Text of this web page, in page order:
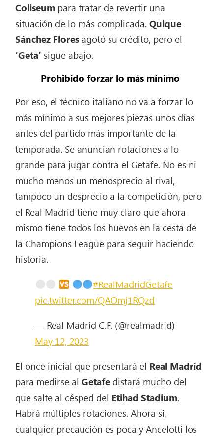
Coliseum para tratar de revertir una
situación de lo más complicada.Quique
Sánchez Floresagotó su crédito, pero el
‘Geta’ sigue abajo.
Prohibido forzar lo más mínimo
Por eso, el técnico italiano no va a forzar lo
más mínimo a sus mejores piezas unos días
antes del partido más importante de la
temporada. Se anuncian rotaciones a lo
grande para jugar contra el Getafe. No es ni
mucho menos un menosprecio al rival,
tampoco un desprecio a la competición, pero
el Real Madrid tiene muy claro que ahora
mismo tiene todos los huevos en la cesta de
la Champions League para seguir haciendo
historia.
#RealMadridGetafe
pic.twitter.com/QAOmj1RQzd
— Real Madrid C.F. (@realmadrid)
May 12, 2023
El once inicial que presentará el Real Madrid
para medirse alGetafe distará mucho del
que salte al césped del Etihad Stadium.
Habrá múltiples rotaciones. Ahora sí,
cualquier precaución es poca y Ancelotti los